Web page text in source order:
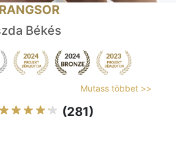
Békés
Mutass többet >>
(281)